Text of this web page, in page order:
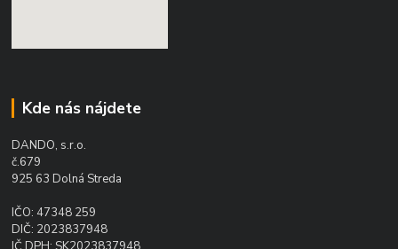
Kde nás nájdete
DANDO, s.r.o.
č.679
925 63 Dolná Streda
IČO: 47348 259
DIČ: 2023837948